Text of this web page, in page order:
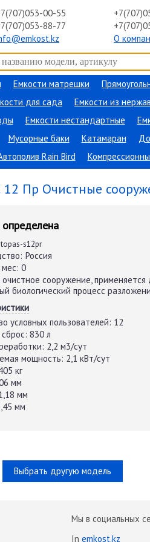
00-55
88-77
О
Емкости матрешки
для сада Емкости из
Емкости нестандартные
Мусорные баки Катамаран
Rain Bird
→ТОПАС-С 12 Пр
Пр Очистные
определена
topas-s12pr
Россия
мес: 0
сооружение,
биологический процесс
условных пользователей: 12
830 л
2,2 м3/сут
мощность: 2,1 кВт/сут
кг
мм
мм
мм
Выбрать другую модель
Мы в социальных
In emkost.kz